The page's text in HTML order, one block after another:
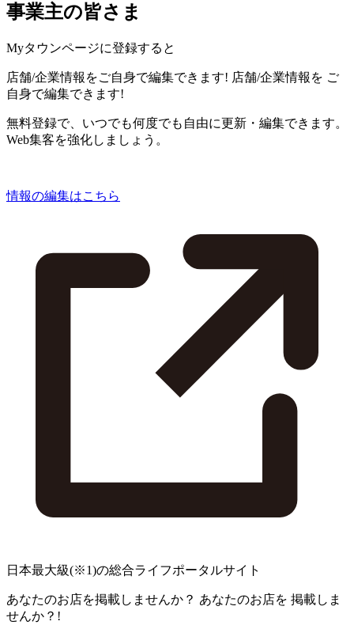
事業主の皆さま
Myタウンページに登録すると
店舗/企業情報をご自身で編集できます! 店舗/企業情報を ご
自身で編集できます!
無料登録で、いつでも何度でも自由に更新・編集できます。
Web集客を強化しましょう。
情報の編集はこちら
日本最大級(※1)の総合ライフポータルサイト
あなたのお店を掲載しませんか？ あなたのお店を 掲載しま
せんか？!